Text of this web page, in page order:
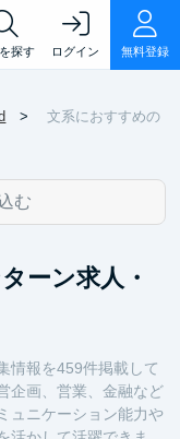
探す ログイン 無料登録
文系におすすめの
む
ーン求人・
情報を459件掲載して
企画、営業、金融など
ュニケーション能力や